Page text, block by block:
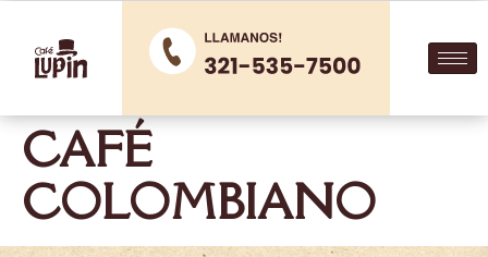
CAFÉ
COLOMBIANO